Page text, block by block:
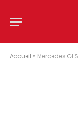
Accueil » Mercedes GLS